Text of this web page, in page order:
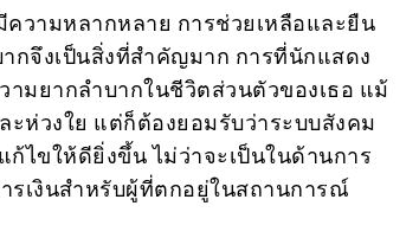
วามหลากหลาย การช่วยเหลือและยืน
กจึงเป็นสิ่งที่สำคัญมาก การที่นักแสดง
มยากลำบากในชีวิตส่วนตัวของเธอ แม้
ห่วงใย แต่ก็ต้องยอมรับว่าระบบสังคม
ไขให้ดียิ่งขึ้น ไม่ว่าจะเป็นในด้านการ
เงินสำหรับผู้ที่ตกอยู่ในสถานการณ์